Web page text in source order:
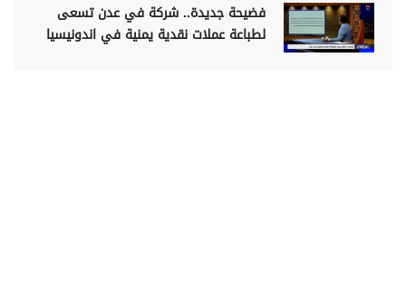
فضيحة جديدة.. شركة في عدن تسعى
لطباعة عملات نقدية يمنية في اندونيسيا